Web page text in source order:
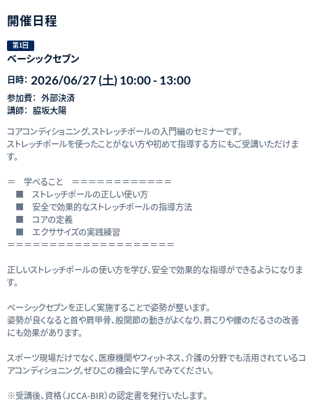
開催日程
第1回
ベーシックセブン
日時： 2026/06/27 (土) 10:00 - 13:00
参加費： 外部決済
講師： 脇坂大陽
コアコンディショニング、ストレッチポールの入門編のセミナーです。
ストレッチポールを使ったことがない方や初めて指導する方にもご受講いただけま
す。
＝ 学べること ＝＝＝＝＝＝＝＝＝＝＝＝
■ ストレッチポールの正しい使い方
■ 安全で効果的なストレッチポールの指導方法
■ コアの定義
■ エクササイズの実践練習
＝＝＝＝＝＝＝＝＝＝＝＝＝＝＝＝＝＝＝＝
正しいストレッチポールの使い方を学び、安全で効果的な指導ができるようになりま
す。
ベーシックセブンを正しく実施することで姿勢が整います。
姿勢が良くなると首や肩甲骨、股関節の動きがよくなり、肩こりや腰のだるさの改善
にも効果があります。
スポーツ現場だけでなく、医療機関やフィットネス、介護の分野でも活用されているコ
アコンディショニング。ぜひこの機会に学んでみてください。
※受講後、資格（JCCA-BIR）の認定書を発行いたします。